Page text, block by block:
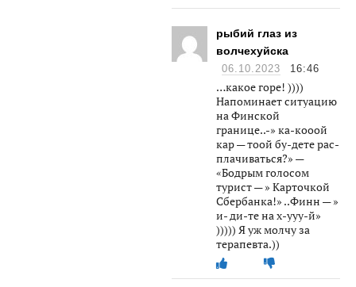
рыбий глаз из
волчехуйска
06.10.2023 16:46
…какое горе! ))))
Напоминает ситуацию
на Финской
границе..-» ка-кооой
кар — тоой бу-дете рас-
плачиваться?» —
«Бодрым голосом
турист — » Карточкой
Сбербанка!» ..Финн — »
и- ди-те на х-ууу-й»
))))) Я уж молчу за
терапевта.))